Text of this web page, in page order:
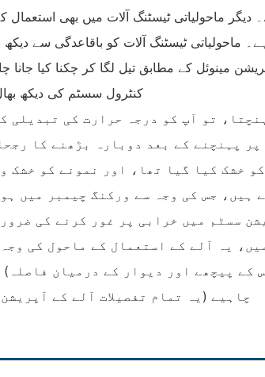
ماحولیاتی ٹیسٹنگ آلات میں بھی استعمال
ٹیسٹنگ آلات کو باقاعدگی سے
کے مطابق تیل لگا کر چکنا کیا جانا
کنٹرول سسٹم کی دیکھ
تو آپ کو درجہ حرارت کی تبدیلی
پہنچنے کے بعد دوبارہ بڑھنے کا
خشک کیا گیا تھا، اور نمونے کو خشک
جس کی وجہ سے ورکنگ چیمبر میں
سسٹم میں خرابی پر غور کرنے کی
یہ آلے کے استعمال کے ماحول کی
پیچھے اور دیوار کے درمیان فاصلہ)
چاہیے (یہ تمام تفصیلات آلے کے